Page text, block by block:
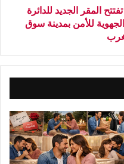
المقر الجديد للدائرة
الجهوية للأمن بمدينة سوق